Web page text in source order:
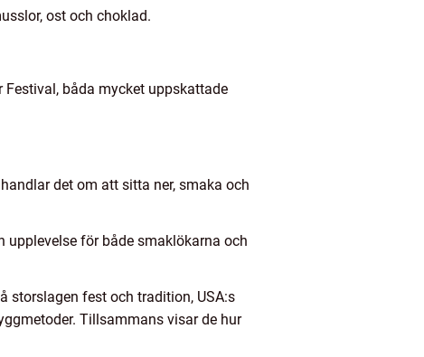
ost och choklad.
Festival, båda mycket uppskattade
det om att sitta ner, smaka och
för både smaklökarna och
storslagen fest och tradition, USA:s
Tillsammans visar de hur